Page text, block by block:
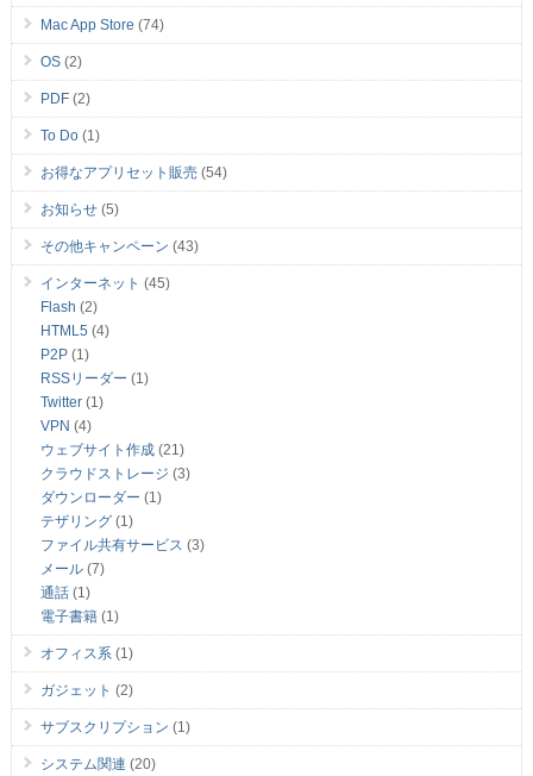
Mac App Store (74)
OS(2)
PDF(2)
To Do(1)
お得なアプリセット販売(54)
お知らせ(5)
その他キャンペーン (43)
インターネット (45)
Flash (2)
HTML5 (4)
P2P(1)
RSSリーダー (1)
Twitter(1)
VPN (4)
ウェブサイト作成(21)
クラウドストレージ (3)
ダウンローダー (1)
テザリング(1)
ファイル共有サービス (3)
メール(7)
通話(1)
電子書籍(1)
オフィス系(1)
ガジェット (2)
サブスクリプション (1)
システム関連 (20)